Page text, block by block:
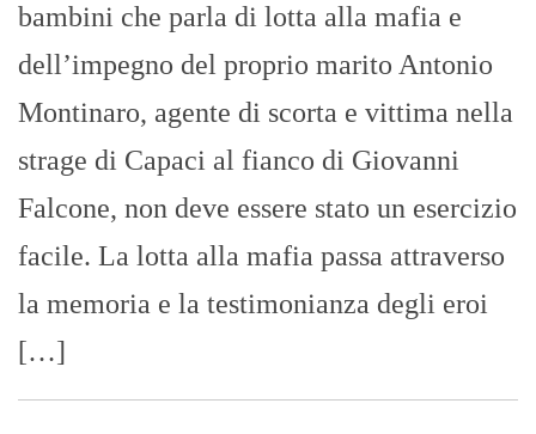
bambini che parla di lotta alla mafia e
dell’impegno del proprio marito Antonio
Montinaro, agente di scorta e vittima nella
strage di Capaci al fianco di Giovanni
Falcone, non deve essere stato un esercizio
facile. La lotta alla mafia passa attraverso
la memoria e la testimonianza degli eroi
[…]